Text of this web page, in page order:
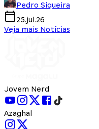
Pedro Siqueira
25.jul.26
Veja mais Notícias
Jovem Nerd
Azaghal